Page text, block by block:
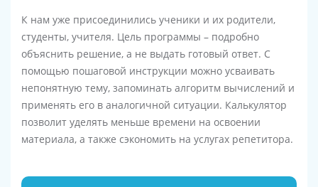
К нам уже присоединились ученики и их родители,
студенты, учителя. Цель программы – подробно
объяснить решение, а не выдать готовый ответ. С
помощью пошаговой инструкции можно усваивать
непонятную тему, запоминать алгоритм вычислений и
применять его в аналогичной ситуации. Калькулятор
позволит уделять меньше времени на освоении
материала, а также сэкономить на услугах репетитора.